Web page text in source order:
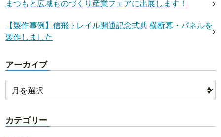
まつもと広域ものづくり産業フェアに出展します！
【製作事例】信飛トレイル開通記念式典 横断幕・パネルを
製作しました
アーカイブ
カテゴリー